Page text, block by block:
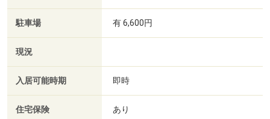
駐車場 有 6,600円
現況
入居可能時期 即時
住宅保険 あり